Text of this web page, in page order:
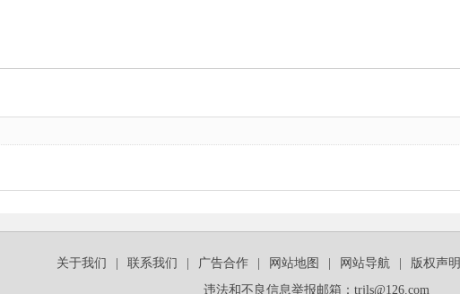
关于我们 联系我们 广告合作 网站地图 网站导航 版权声明
违法和不良信息举报邮箱：trjls@126.com